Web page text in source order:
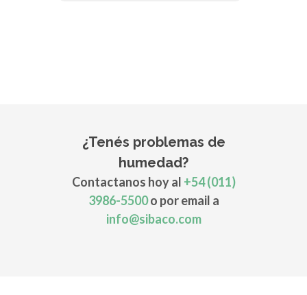
¿Tenés problemas de
humedad?
Contactanos hoy al +54 (011)
3986-5500o por email a
info@sibaco.com